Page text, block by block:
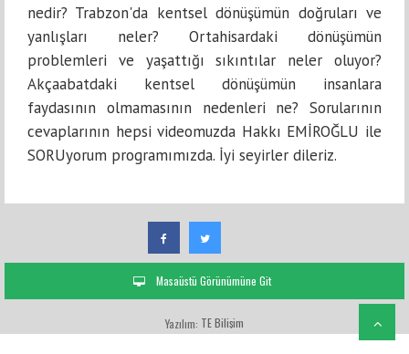
nedir? Trabzon'da kentsel dönüşümün doğruları ve
yanlışları neler? Ortahisardaki dönüşümün
problemleri ve yaşattığı sıkıntılar neler oluyor?
Akçaabatdaki kentsel dönüşümün insanlara
faydasının olmamasının nedenleri ne? Sorularının
cevaplarının hepsi videomuzda Hakkı EMİROĞLU ile
SORUyorum programımızda. İyi seyirler dileriz.
Masaüstü Görünümüne Git
Yazılım: TE Bilişim